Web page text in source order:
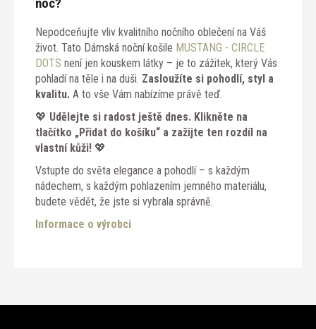
noc?
Nepodceňujte vliv kvalitního nočního oblečení na Váš
život. Tato Dámská noční košile MUSTANG - CIRCLE
DOTS není jen kouskem látky – je to zážitek, který Vás
pohladí na těle i na duši. Zasloužíte si pohodlí, styl a
kvalitu. A to vše Vám nabízíme právě teď.
💖 Udělejte si radost ještě dnes. Klikněte na
tlačítko „Přidat do košíku“ a zažijte ten rozdíl na
vlastní kůži! 💖
Vstupte do světa elegance a pohodlí – s každým
nádechem, s každým pohlazením jemného materiálu,
budete vědět, že jste si vybrala správně.
Informace o výrobci